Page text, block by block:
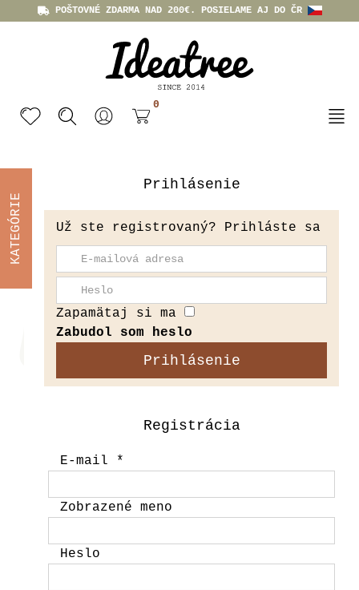
POŠTOVNÉ ZDARMA NAD 200€. POSIELAME AJ DO ČR
0
Prihlásenie
Už ste registrovaný? Prihláste sa
Zapamätaj si ma
Zabudol som heslo
Registrácia
E-mail *
Zobrazené meno
Heslo
KATEGÓRIE